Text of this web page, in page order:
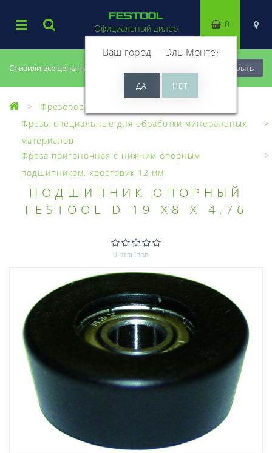
Снизили все цены на 20%, успей купить! Закрыть
Официальный дилер
Ваш город —Эль-Монте?
0
Фрезерование
Фрезы специальные для обработки минеральных
материалов
Фреза пригоночная с нижним опорным
подшипником, хвостовик 12 мм
ПОДШИПНИК ОПОРНЫЙ
FESTOOL D 19 X8 X 4,76
0 отзывов